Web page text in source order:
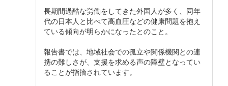
長期間過酷な労働をしてきた外国人が多く、同年
代の日本人と比べて高血圧などの健康問題を抱え
ている傾向が明らかになったとのこと。
報告書では、地域社会での孤立や関係機関との連
携の難しさが、支援を求める声の障壁となってい
ることが指摘されています。